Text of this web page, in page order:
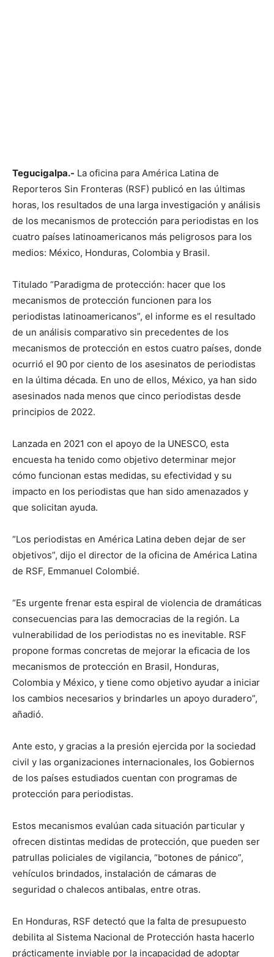
Tegucigalpa.- La oficina para América Latina de
Reporteros Sin Fronteras (RSF) publicó en las últimas
horas, los resultados de una larga investigación y análisis
de los mecanismos de protección para periodistas en los
cuatro países latinoamericanos más peligrosos para los
medios: México, Honduras, Colombia y Brasil.
Titulado “Paradigma de protección: hacer que los
mecanismos de protección funcionen para los
periodistas latinoamericanos”, el informe es el resultado
de un análisis comparativo sin precedentes de los
mecanismos de protección en estos cuatro países, donde
ocurrió el 90 por ciento de los asesinatos de periodistas
en la última década. En uno de ellos, México, ya han sido
asesinados nada menos que cinco periodistas desde
principios de 2022.
Lanzada en 2021 con el apoyo de la UNESCO, esta
encuesta ha tenido como objetivo determinar mejor
cómo funcionan estas medidas, su efectividad y su
impacto en los periodistas que han sido amenazados y
que solicitan ayuda.
“Los periodistas en América Latina deben dejar de ser
objetivos”, dijo el director de la oficina de América Latina
de RSF, Emmanuel Colombié.
“Es urgente frenar esta espiral de violencia de dramáticas
consecuencias para las democracias de la región. La
vulnerabilidad de los periodistas no es inevitable. RSF
propone formas concretas de mejorar la eficacia de los
mecanismos de protección en Brasil, Honduras,
Colombia y México, y tiene como objetivo ayudar a iniciar
los cambios necesarios y brindarles un apoyo duradero”,
añadió.
Ante esto, y gracias a la presión ejercida por la sociedad
civil y las organizaciones internacionales, los Gobiernos
de los países estudiados cuentan con programas de
protección para periodistas.
Estos mecanismos evalúan cada situación particular y
ofrecen distintas medidas de protección, que pueden ser
patrullas policiales de vigilancia, “botones de pánico”,
vehículos brindados, instalación de cámaras de
seguridad o chalecos antibalas, entre otras.
En Honduras, RSF detectó que la falta de presupuesto
debilita al Sistema Nacional de Protección hasta hacerlo
prácticamente inviable por la incapacidad de adoptar